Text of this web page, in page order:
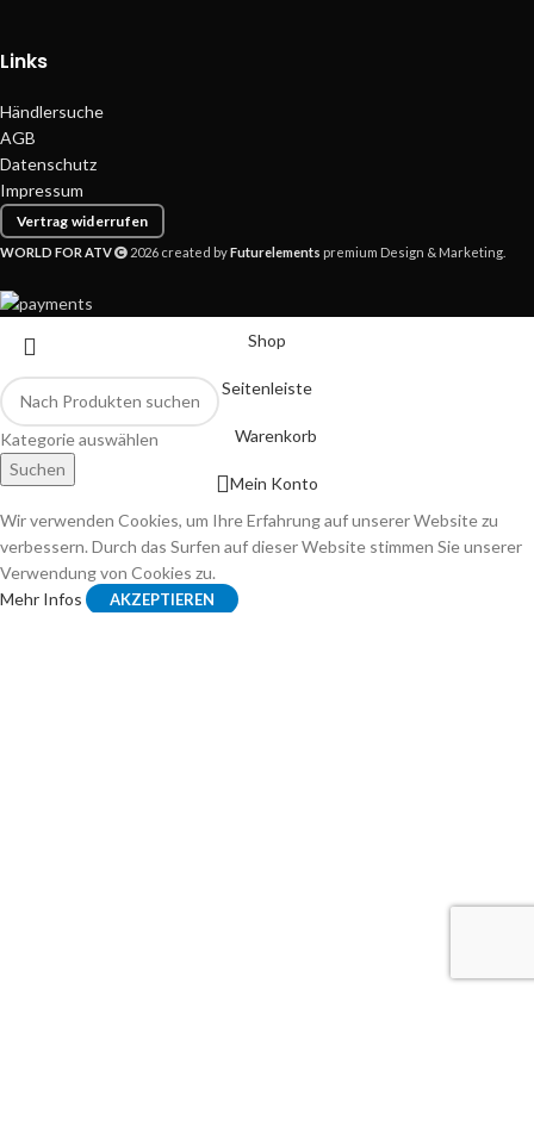
Links
Händlersuche
AGB
Datenschutz
Impressum
Vertrag widerrufen
WORLD FOR ATV 2026 created byFuturelements premium Design & Marketing.
Kategorie auswählen
Suchen
Shop
Seitenleiste
Warenkorb
Mein Konto
Wir verwenden Cookies, um Ihre Erfahrung auf unserer Website zu
verbessern. Durch das Surfen auf dieser Website stimmen Sie unserer
Verwendung von Cookies zu.
Mehr Infos
AKZEPTIEREN